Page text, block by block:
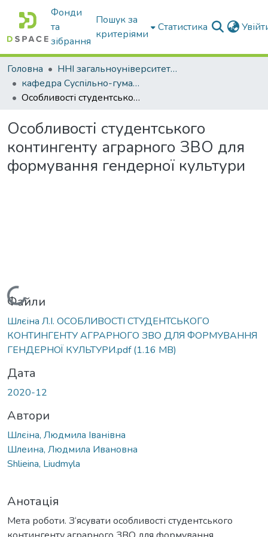
Фонди
та
зібрання
Пошук за
критеріями
Статистика
Головна
ННІ загальноуніверситетської підготовки
кафедра Суспільно-гуманітарні науки
Особливості студентського контингенту аграрного ЗВО для формування гендерної культури
Особливості студентського
контингенту аграрного ЗВО для
формування гендерної культури
Вантажиться...
Файли
Шлєіна Л.І. ОСОБЛИВОСТІ СТУДЕНТСЬКОГО
КОНТИНГЕНТУ АГРАРНОГО ЗВО ДЛЯ ФОРМУВАННЯ
ГЕНДЕРНОЇ КУЛЬТУРИ.pdf(1.16 MB)
Дата
2020-12
Автори
Шлєіна, Людмила Іванівна
Шлеина, Людмила Ивановна
Shlieina, Liudmyla
Анотація
Мета роботи. З‘ясувати особливості студентського